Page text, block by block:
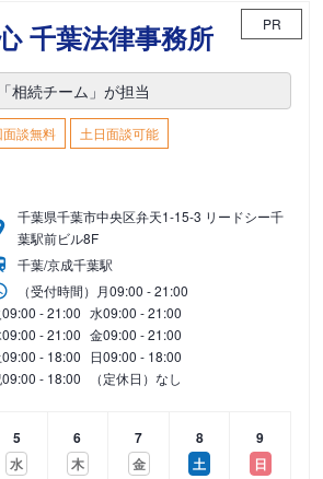
千葉法律事務所 PR
相続チーム」が担当
面談無料
土日面談可能
千葉県千葉市中央区弁天1-15-3 リードシー千
葉駅前ビル8F
千葉/京成千葉駅
（受付時間） 月09:00 - 21:00
09:00 - 21:00 水09:00 - 21:00
09:00 - 21:00 金09:00 - 21:00
09:00 - 18:00 日09:00 - 18:00
09:00 - 18:00 （定休日）なし
5
水
6
木
7
金
8
土
9
日